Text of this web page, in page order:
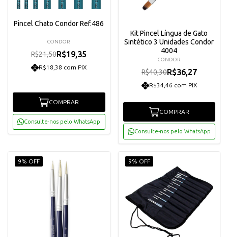
Pincel Chato Condor Ref.486
CONDOR
R$21,50R$19,35
R$18,38 com PIX
COMPRAR
Consulte-nos pelo WhatsApp
Kit Pincel Língua de Gato
Sintético 3 Unidades Condor
4004
CONDOR
R$40,30R$36,27
R$34,46 com PIX
COMPRAR
Consulte-nos pelo WhatsApp
9% OFF 9% OFF